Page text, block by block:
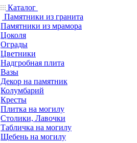
Каталог
Памятники из гранита
Памятники из мрамора
Цоколя
Ограды
Цветники
Надгробная плита
Вазы
Декор на памятник
Колумбарий
Кресты
Плитка на могилу
Столики, Лавочки
Табличка на могилу
Щебень на могилу